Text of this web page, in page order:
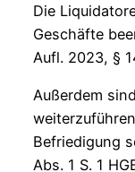
Die
Geschäfte
Aufl. 2023, §
Außerdem
Befriedigung
Abs. 1 S. 1